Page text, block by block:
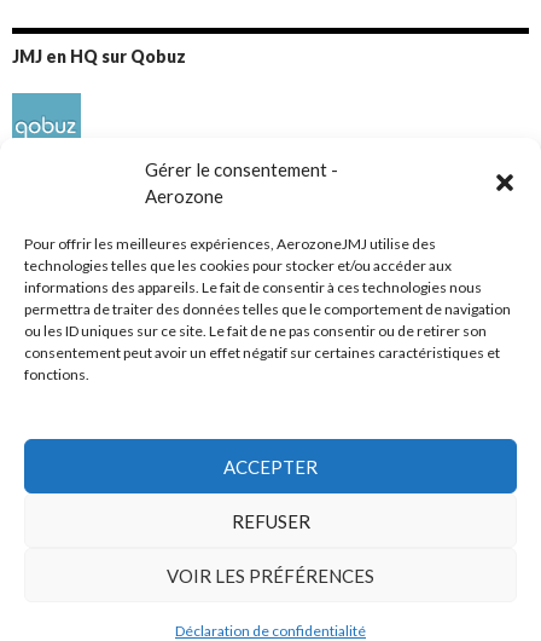
Gérer le consentement -
Aerozone
Pour offrir les meilleures expériences, AerozoneJMJ utilise des
technologies telles que les cookies pour stocker et/ou accéder aux
informations des appareils. Le fait de consentir à ces technologies nous
permettra de traiter des données telles que le comportement de navigation
ou les ID uniques sur ce site. Le fait de ne pas consentir ou de retirer son
consentement peut avoir un effet négatif sur certaines caractéristiques et
fonctions.
ACCEPTER
REFUSER
VOIR LES PRÉFÉRENCES
Déclaration de confidentialité
JMJ en HQ sur Qobuz
Réseaux sociaux
© Mars 2006-Août 2026
Politique de confidentialité Fièrement propulsé par WordPress